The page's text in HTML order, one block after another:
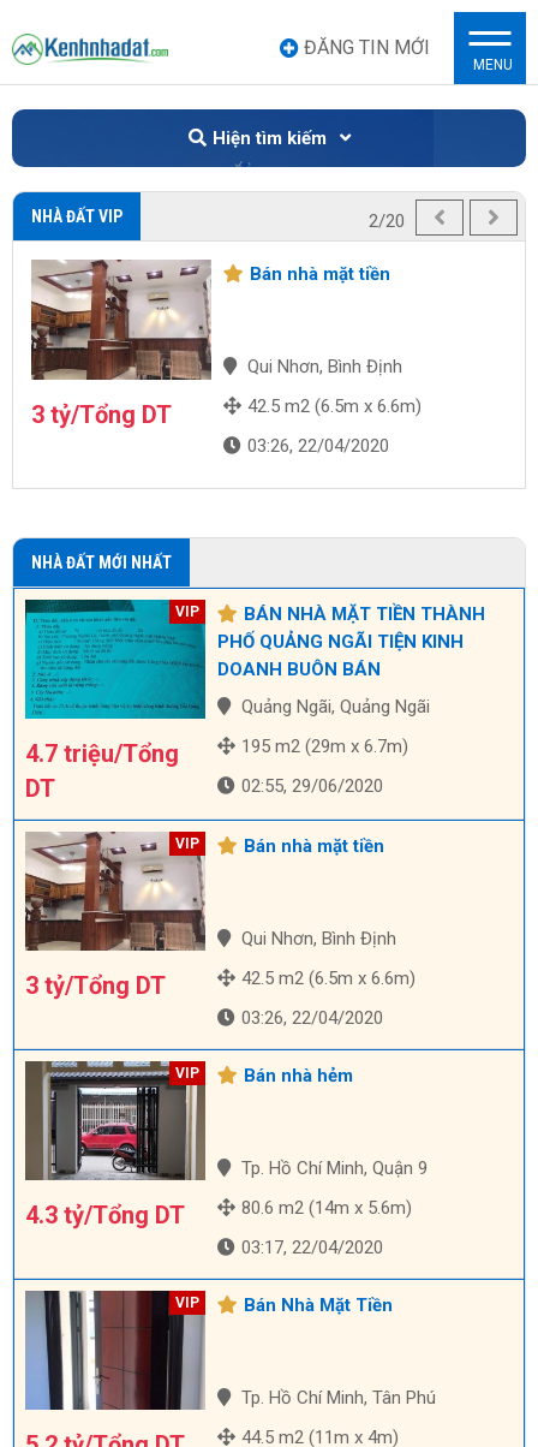
ĐĂNG TIN MỚI
MENU
Hiện tìm kiếm
NHÀ ĐẤT VIP
3 tỷ/Tổng DT
Bán nhà mặt tiền
Qui Nhơn, Bình Định
42.5 m2 (6.5m x 6.6m)
03:26, 22/04/2020
2/20
NHÀ ĐẤT MỚI NHẤT
4.7 triệu/Tổng
DT
BÁN NHÀ MẶT TIỀN THÀNH
PHỐ QUẢNG NGÃI TIỆN KINH
DOANH BUÔN BÁN
Quảng Ngãi, Quảng Ngãi
195 m2 (29m x 6.7m)
02:55, 29/06/2020
3 tỷ/Tổng DT
Bán nhà mặt tiền
Qui Nhơn, Bình Định
42.5 m2 (6.5m x 6.6m)
03:26, 22/04/2020
4.3 tỷ/Tổng DT
Bán nhà hẻm
Tp. Hồ Chí Minh, Quận 9
80.6 m2 (14m x 5.6m)
03:17, 22/04/2020
Bán Nhà Mặt Tiền
Tp. Hồ Chí Minh, Tân Phú
44.5 m2 (11m x 4m)